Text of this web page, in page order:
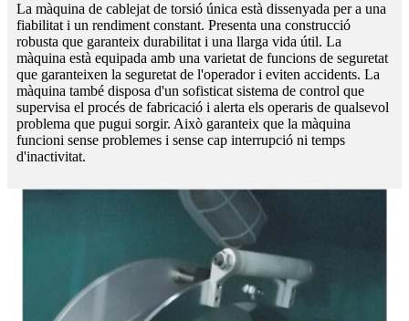
La màquina de cablejat de torsió única està dissenyada per a una
fiabilitat i un rendiment constant. Presenta una construcció
robusta que garanteix durabilitat i una llarga vida útil. La
màquina està equipada amb una varietat de funcions de seguretat
que garanteixen la seguretat de l'operador i eviten accidents. La
màquina també disposa d'un sofisticat sistema de control que
supervisa el procés de fabricació i alerta els operaris de qualsevol
problema que pugui sorgir. Això garanteix que la màquina
funcioni sense problemes i sense cap interrupció ni temps
d'inactivitat.